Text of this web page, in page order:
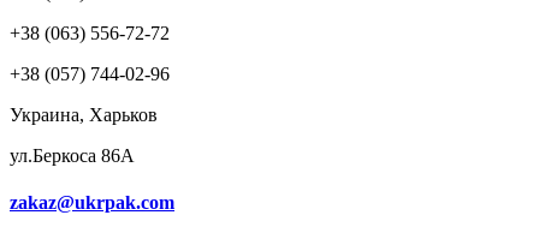
+38 (063) 556-72-72
+38 (057) 744-02-96
Украина, Харьков
ул.Беркоса 86А
zakaz@ukrpak.com